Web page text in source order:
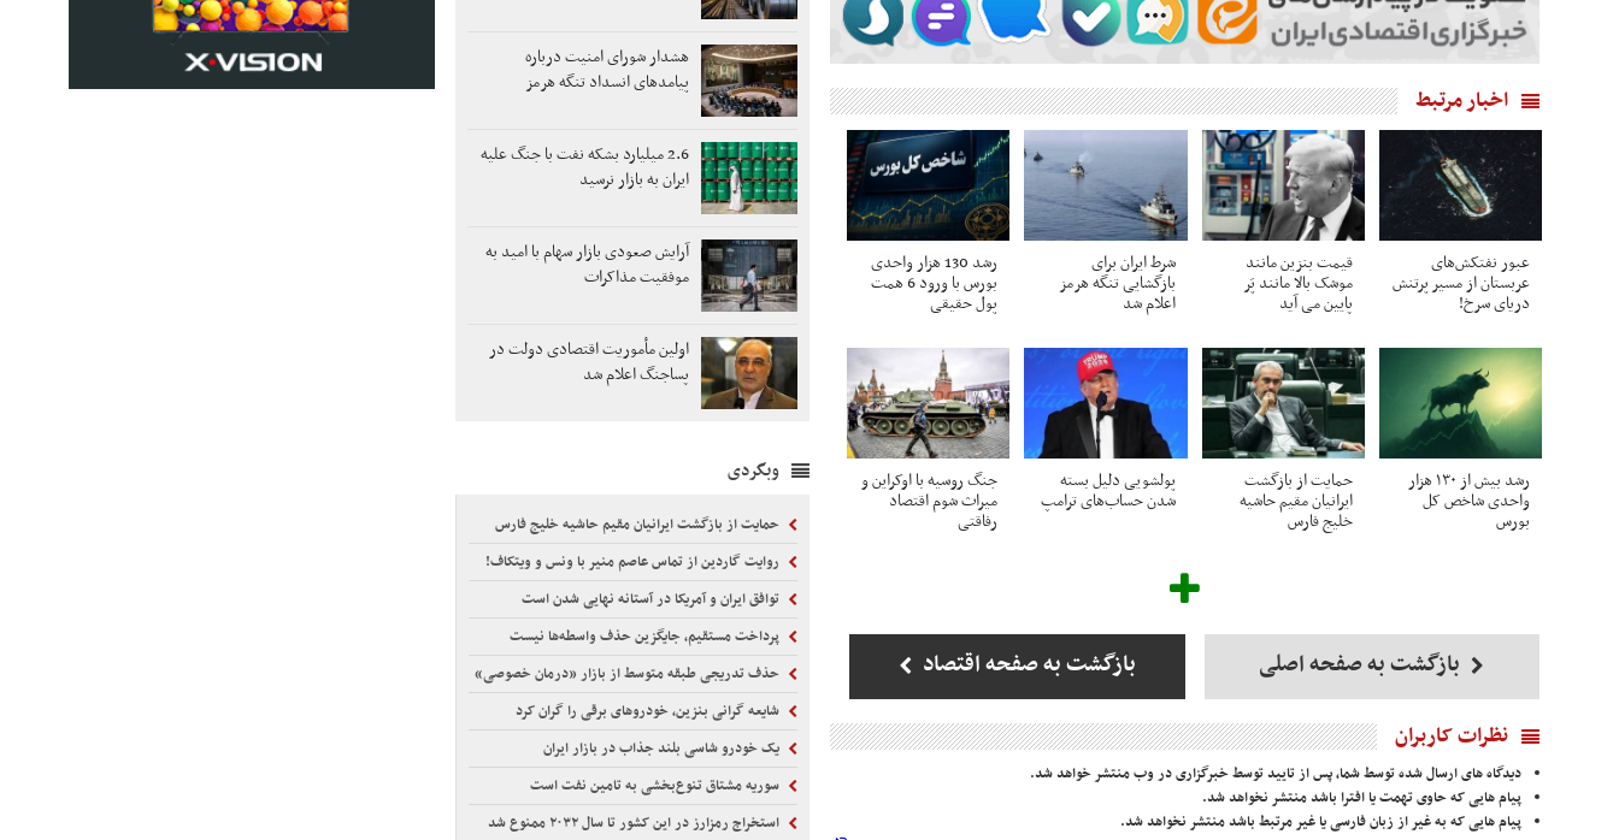
اخبار مرتبط
عبور نفتکش‌های
عربستان از مسیر پرتنش
دریای سرخ!
قیمت بنزین مانند
موشک بالا مانند پَر
پایین می آید
شرط ایران برای
بازگشایی تنگه هرمز
اعلام شد
رشد 130 هزار واحدی
بورس با ورود 6 همت
پول حقیقی
رشد بیش از ۱۳۰ هزار
واحدی شاخص کل
بورس
حمایت از بازگشت
ایرانیان مقیم حاشیه
خلیج فارس
پولشویی دلیل بسته
شدن حساب‌های ترامپ
جنگ روسیه با اوکراین و
میراث شوم اقتصاد
رفاقتی
بازگشت به صفحه اصلی بازگشت به صفحه اقتصاد
نظرات کاربران
دیدگاه های ارسال شده توسط شما، پس از تایید توسط خبرگزاری در وب منتشر خواهد شد.
پیام هایی که حاوی تهمت یا افترا باشد منتشر نخواهد شد.
پیام هایی که به غیر از زبان فارسی یا غیر مرتبط باشد منتشر نخواهد شد.
هشدار شورای امنیت درباره
پیامدهای انسداد تنگه هرمز
2.6 میلیارد بشکه نفت با جنگ علیه
ایران به بازار نرسید
آرایش صعودی بازار سهام با امید به
موفقیت مذاکرات
اولین مأموریت اقتصادی دولت در
پساجنگ اعلام شد
وبگردی
حمایت از بازگشت ایرانیان مقیم حاشیه خلیج فارس
روایت گاردین از تماس عاصم منیر با ونس و ویتکاف!
توافق ایران و آمریکا در آستانه نهایی شدن است
پرداخت مستقیم، جایگزین حذف واسطه‌ها نیست
حذف تدریجی طبقه متوسط از بازار «درمان خصوصی»
شایعه گرانی بنزین، خودروهای برقی را گران کرد
یک خودرو شاسی بلند جذاب در بازار ایران
سوریه مشتاق تنوع‌بخشی به تامین نفت است
استخراج رمزارز در این کشور تا سال ۲۰۳۲ ممنوع شد